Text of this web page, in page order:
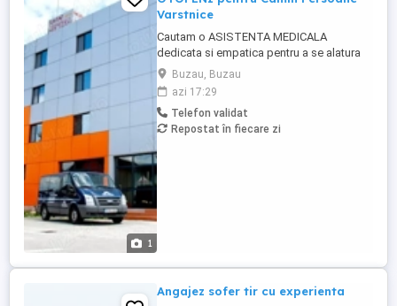
1
Varstnice
Cautam o ASISTENTA MEDICALA
dedicata si empatica pentru a se alatura
echipei noastre din OTOPENI, intr-un
Camin de Persoane Varstnice. Candidatul
ideal va fi responsabil a pentru acordarea
ingrijirilor medicale de baza rezidentilor,
monitorizarea starii de sanatate,
Buzau, Buzau
azi 17:29
Telefon validat
Repostat în fiecare zi
Angajez sofer tir cu experienta